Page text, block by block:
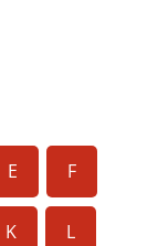
E F
K L